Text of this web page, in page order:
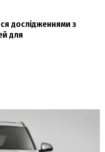
дослідженнями з
для